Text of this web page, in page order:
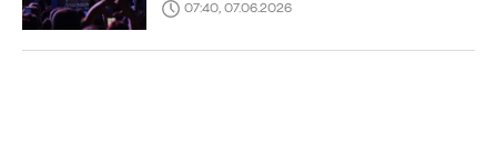
07:40, 07.06.2026